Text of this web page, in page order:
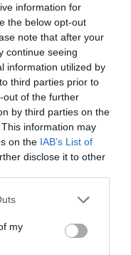
information for
the below opt-out
note that after your
continue seeing
information utilized by
third parties prior to
out of the further
by third parties on the
information may
on the IAB’s List of
disclose it to other
my